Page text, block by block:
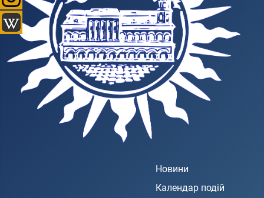
Новини
Календар подій